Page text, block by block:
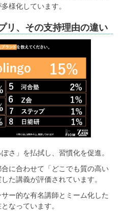
様化しています。
リ、その支持理由の違い
さ」を払拭し、習慣化を促進。
に合わせて「どこでも質の高い
た講義が評価されています。
ー的な有名講師とミーム化した
なっています。